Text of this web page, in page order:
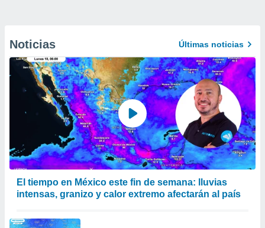
Noticias Últimas noticias
El tiempo en México este fin de semana: lluvias
intensas, granizo y calor extremo afectarán al país